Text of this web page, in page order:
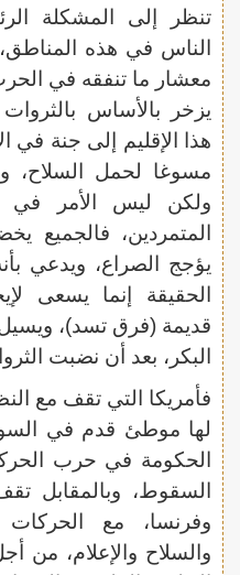
تنظر إلى المشكلة
الناس في هذه
معشار ما تنفقه في
يزخر بالأساس
هذا الإقليم إلى جنة في
مسوغا لحمل السلاح،
ولكن ليس الأمر في
المتمردين، فالجميع
يؤجج الصراع، ويدعي
الحقيقة إنما يسعى
قديمة (فرق تسد)،
البكر، بعد أن نضبت
فأمريكا التي تقف مع
لها موطئ قدم في
الحكومة في حرب
السقوط، وبالمقابل
وفرنسا، مع الحركات
والسلاح والإعلام، من